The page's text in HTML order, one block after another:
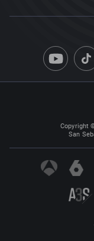
Copyright
San